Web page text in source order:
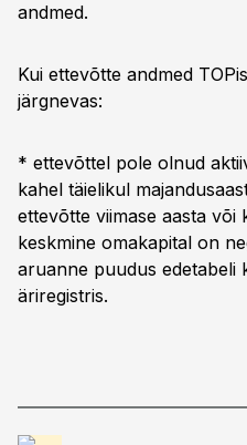
andmed.
Kui ettevõtte andmed
järgnevas:
* ettevõttel pole olnud
kahel täielikul
ettevõtte viimase aasta või
keskmine omakapital on
aruanne puudus edetabeli
äriregistris.